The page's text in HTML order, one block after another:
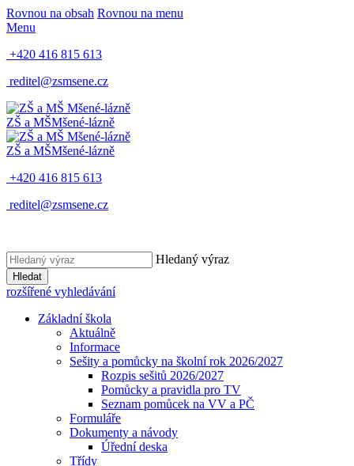
Rovnou na obsah Rovnou na menu
Menu
+420 416 815 613
reditel@zsmsene.cz
ZŠ a MŠMšené-lázně
ZŠ a MŠMšené-lázně
+420 416 815 613
reditel@zsmsene.cz
Hledaný výraz
Hledat
rozšířené vyhledávání
Základní škola
Aktuálně
Informace
Sešity a pomůcky na školní rok 2026/2027
Rozpis sešitů 2026/2027
Pomůcky a pravidla pro TV
Seznam pomůcek na VV a PČ
Formuláře
Dokumenty a návody
Úřední deska
Třídy